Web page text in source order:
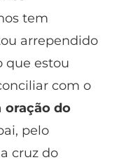
tem
arrependido
que estou
com o
oração do
pelo
cruz do